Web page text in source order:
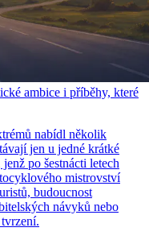
ambice i příběhy, které
nabídl několik
jen u jedné krátké
po šestnácti letech
mistrovství
budoucnost
návyků nebo